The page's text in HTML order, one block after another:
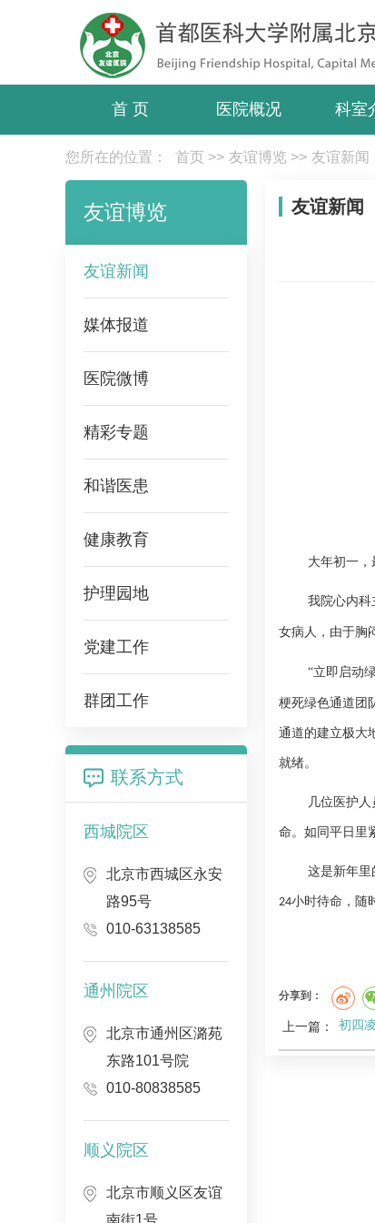
首 页 医院概况 科室
您所在的位置： 首页 >> 友谊博览 >> 友谊新闻
友谊博览
友谊新闻
媒体报道
医院微博
精彩专题
和谐医患
健康教育
护理园地
党建工作
群团工作
联系方式
西城院区
北京市西城区永安
路95号
010-63138585
通州院区
北京市通州区潞苑
东路101号院
010-80838585
顺义院区
北京市顺义区友谊
南街1号
友谊新闻
大年初一，
我院心内科
女病人，由于胸
“立即启动
梗死绿色通道团
通道的建立极大
就绪。
几位医护
命。如同平日里
这是新年里
24小时待命，随
分享到：
上一篇： 初四